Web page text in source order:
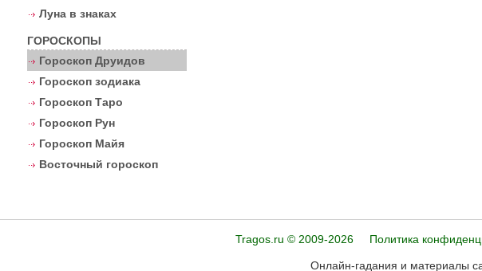
Луна в знаках
ГОРОСКОПЫ
Гороскоп Друидов
Гороскоп зодиака
Гороскоп Таро
Гороскоп Рун
Гороскоп Майя
Восточный гороскоп
Tragos.ru © 2009-2026 Политика
Онлайн-гадания и материалы